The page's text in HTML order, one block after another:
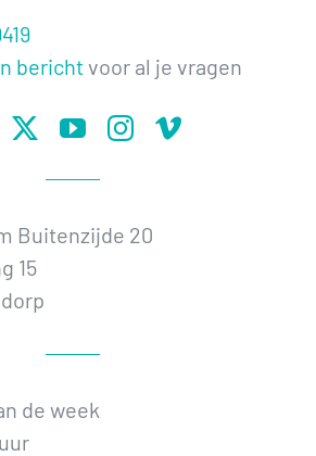
berichtvoor al je vragen
Buitenzijde 20
15
de week